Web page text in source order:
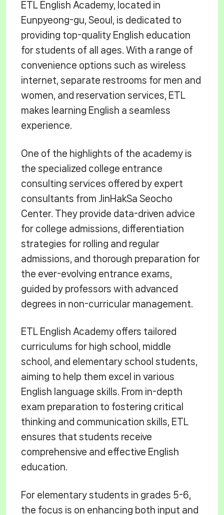
ETL English Academy, located in
Eunpyeong-gu, Seoul, is dedicated to
providing top-quality English education
for students of all ages. With a range of
convenience options such as wireless
internet, separate restrooms for men and
women, and reservation services, ETL
makes learning English a seamless
experience.
One of the highlights of the academy is
the specialized college entrance
consulting services offered by expert
consultants from JinHakSa Seocho
Center. They provide data-driven advice
for college admissions, differentiation
strategies for rolling and regular
admissions, and thorough preparation for
the ever-evolving entrance exams,
guided by professors with advanced
degrees in non-curricular management.
ETL English Academy offers tailored
curriculums for high school, middle
school, and elementary school students,
aiming to help them excel in various
English language skills. From in-depth
exam preparation to fostering critical
thinking and communication skills, ETL
ensures that students receive
comprehensive and effective English
education.
For elementary students in grades 5-6,
the focus is on enhancing both input and